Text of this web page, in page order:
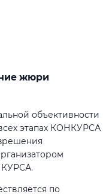
жюри
объективности
этапах КОНКУРСА
по